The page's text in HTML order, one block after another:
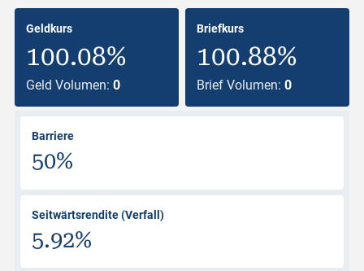
Geldkurs
100.08%
Geld Volumen: 0
Briefkurs
100.88%
Brief Volumen: 0
Barriere
50%
Seitwärtsrendite (Verfall)
5.92%